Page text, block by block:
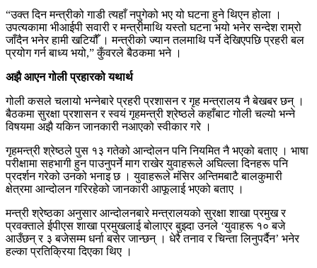
“उक्त दिन मन्त्रीको गाडी त्यहाँ नपुगेको भए यो घटना हुने थिएन होला ।
उपत्यकामा भीआईपी सवारी र मन्त्रीमाथि यस्तो घटना भयो भनेर सन्देश राम्रो
जाँदैन भनेर हामी खटियौँ । मन्त्रीको ज्यान तलमाथि पर्ने देखिएपछि प्रहरी बल
प्रयोग गर्न बाध्य भयो,” कुँवरले बैठकमा भने ।
अझै आएन गोली प्रहारको यथार्थ
गोली कसले चलायो भन्नेबारे प्रहरी प्रशासन र गृह मन्त्रालय नै बेखबर छन् ।
बैठकमा सुरक्षा प्रशासन र स्वयं गृहमन्त्री श्रेष्ठले कहाँबाट गोली चल्यो भन्ने
विषयमा अझै यकिन जानकारी नआएको स्वीकार गरे ।
गृहमन्त्री श्रेष्ठले पुस १३ गतेको आन्दोलन पनि नियमित नै भएको बताए । भाषा
परीक्षामा सहभागी हुन पाउनुपर्ने माग राखेर युवाहरूले अघिल्ला दिनहरू पनि
प्रदर्शन गरेको उनको भनाइ छ । युवाहरूले मंसिर अन्तिमबाटै बालकुमारी
क्षेत्रमा आन्दोलन गरिरहेको जानकारी आफूलाई भएको बताए ।
मन्त्री श्रेष्ठका अनुसार आन्दोलनबारे मन्त्रालयको सुरक्षा शाखा प्रमुख र
प्रवक्ताले ईपीएस शाखा प्रमुखलाई बोलाएर बुझ्दा उनले ‘युवाहरू १० बजे
आउँछन् र ३ बजेसम्म धर्ना बसेर जान्छन् । धेरै तनाव र चिन्ता लिनुपर्दैन’ भनेर
हल्का प्रतिक्रिया दिएका थिए ।